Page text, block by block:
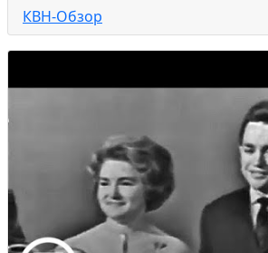
КВН-Обзор